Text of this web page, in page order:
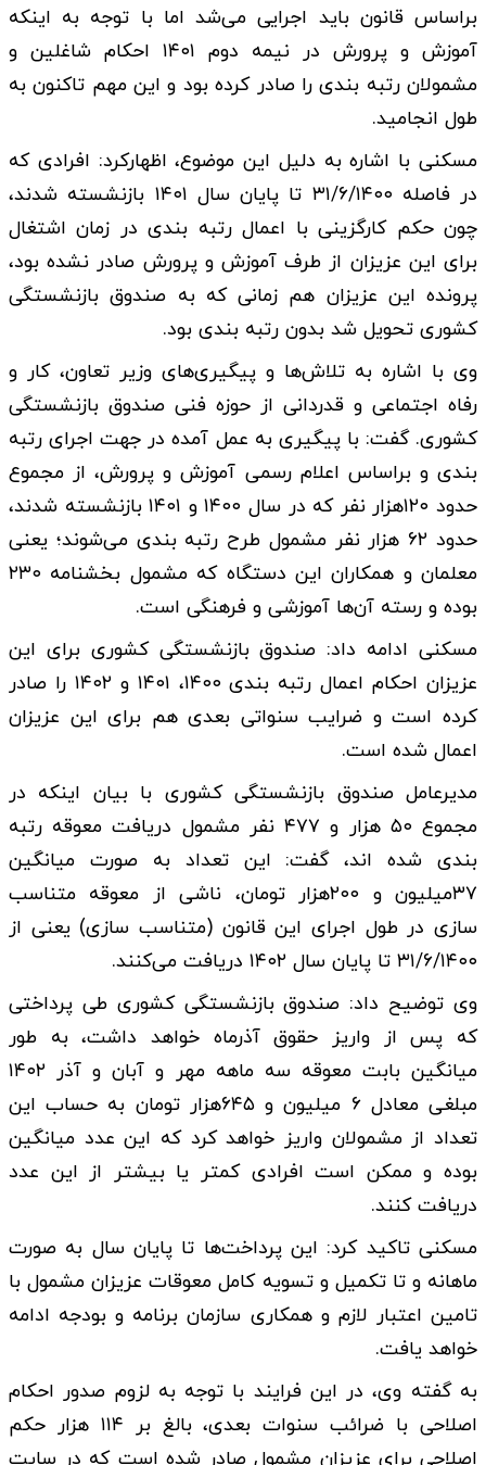
براساس قانون باید اجرایی می‌شد اما با توجه به اینکه
آموزش و پرورش در نیمه دوم ۱۴۰۱ احکام شاغلین و
مشمولان رتبه بندی را صادر کرده بود و این مهم تاکنون به
طول انجامید.
مسکنی با اشاره به دلیل این موضوع، اظهارکرد: افرادی که
در فاصله ۳۱/۶/۱۴۰۰ تا پایان سال ۱۴۰۱ بازنشسته شدند،
چون حکم کارگزینی با اعمال رتبه بندی در زمان اشتغال
برای این عزیزان از طرف آموزش و پرورش صادر نشده بود،
پرونده این عزیزان هم زمانی که به صندوق بازنشستگی
کشوری تحویل شد بدون رتبه بندی بود.
وی با اشاره به تلاش‌ها و پیگیری‌های وزیر تعاون، کار و
رفاه اجتماعی و قدردانی از حوزه فنی صندوق بازنشستگی
کشوری. گفت: با پیگیری به عمل آمده در جهت اجرای رتبه
بندی و براساس اعلام رسمی آموزش و پرورش، از مجموع
حدود ۱۲۰هزار نفر که در سال ۱۴۰۰ و ۱۴۰۱ بازنشسته شدند،
حدود ۶۲ هزار نفر مشمول طرح رتبه بندی می‌شوند؛ یعنی
معلمان و همکاران این دستگاه که مشمول بخشنامه ۲۳۰
بوده و رسته آن‌ها آموزشی و فرهنگی است.
مسکنی ادامه داد: صندوق بازنشستگی کشوری برای این
عزیزان احکام اعمال رتبه بندی ۱۴۰۰، ۱۴۰۱ و ۱۴۰۲ را صادر
کرده است و ضرایب سنواتی بعدی هم برای این عزیزان
اعمال شده است.
مدیرعامل صندوق بازنشستگی کشوری با بیان اینکه در
مجموع ۵۰ هزار و ۴۷۷ نفر مشمول دریافت معوقه رتبه
بندی شده اند، گفت: این تعداد به صورت میانگین
۳۷میلیون و ۲۰۰هزار تومان، ناشی از معوقه متناسب
سازی در طول اجرای این قانون (متناسب سازی) یعنی از
۳۱/۶/۱۴۰۰ تا پایان سال ۱۴۰۲ دریافت می‌کنند.
وی توضیح داد: صندوق بازنشستگی کشوری طی پرداختی
که پس از واریز حقوق آذرماه خواهد داشت، به طور
میانگین بابت معوقه سه ماهه مهر و آبان و آذر ۱۴۰۲
مبلغی معادل ۶ میلیون و ۶۴۵هزار تومان به حساب این
تعداد از مشمولان واریز خواهد کرد که این عدد میانگین
بوده و ممکن است افرادی کمتر یا بیشتر از این عدد
دریافت کنند.
مسکنی تاکید کرد: این پرداخت‌ها تا پایان سال به صورت
ماهانه و تا تکمیل و تسویه کامل معوقات عزیزان مشمول با
تامین اعتبار لازم و همکاری سازمان برنامه و بودجه ادامه
خواهد یافت.
به گفته وی، در این فرایند با توجه به لزوم صدور احکام
اصلاحی با ضرائب سنوات بعدی، بالغ بر ۱۱۴ هزار حکم
اصلاحی برای عزیزان مشمول صادر شده است که در سایت